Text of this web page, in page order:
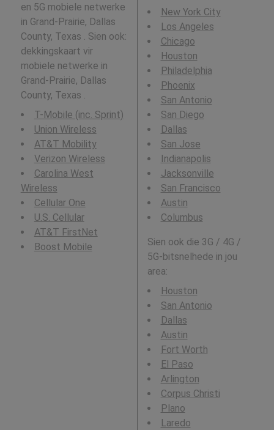
en 5G mobiele netwerke
in Grand-Prairie, Dallas
County, Texas . Sien ook:
dekkingskaart vir
mobiele netwerke in
Grand-Prairie, Dallas
County, Texas .
T-Mobile (inc. Sprint)
Union Wireless
AT&T Mobility
Verizon Wireless
Carolina West
Wireless
Cellular One
U.S. Cellular
AT&T FirstNet
Boost Mobile
New York City
Los Angeles
Chicago
Houston
Philadelphia
Phoenix
San Antonio
San Diego
Dallas
San Jose
Indianapolis
Jacksonville
San Francisco
Austin
Columbus
Sien ook die 3G / 4G /
5G-bitsnelhede in jou
area:
Houston
San Antonio
Dallas
Austin
Fort Worth
El Paso
Arlington
Corpus Christi
Plano
Laredo